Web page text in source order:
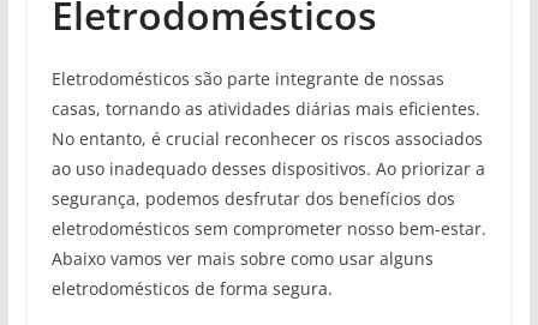
Eletrodomésticos
Eletrodomésticos são parte integrante de nossas
casas, tornando as atividades diárias mais eficientes.
No entanto, é crucial reconhecer os riscos associados
ao uso inadequado desses dispositivos. Ao priorizar a
segurança, podemos desfrutar dos benefícios dos
eletrodomésticos sem comprometer nosso bem-estar.
Abaixo vamos ver mais sobre como usar alguns
eletrodomésticos de forma segura.